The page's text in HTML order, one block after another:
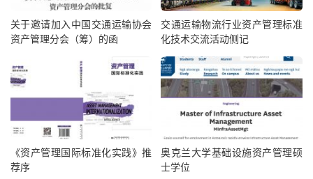
2
ISO/TC251 资产管理技术委员会第4工作组召集人 jack.dempsey@jacobs.com
中文版致谢：
感谢以下各位对本
技术文档中文版的翻译和审校：
国网北京经济技术研究院：齐立忠、齐化锋、张宇驰
中国标准化研究院：高昂
从人类发明工具开始，个人与机构就一直在为处置资产而操心。多年以来，我们建立
了一套规则为资产在整个寿命周期中的每个阶段进行保养，换言之，我们在无止地处
推动交流的一些建议 ...
关于邀请加入中国交通运输协会
资产管理分会（筹）的函
交通运输物流行业资产管理标准
化技术交流活动侧记
《资产管理国际标准化实践》推
荐序
奥克兰大学基础设施资产管理硕
士学位